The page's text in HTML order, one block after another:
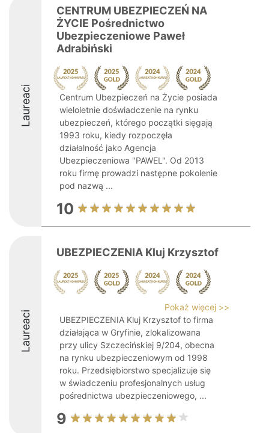
Laureaci
CENTRUM UBEZPIECZEŃ NA
ŻYCIE Pośrednictwo
Ubezpieczeniowe Paweł
Adrabiński
Centrum Ubezpieczeń na Życie posiada
wieloletnie doświadczenie na rynku
ubezpieczeń, którego początki sięgają
1993 roku, kiedy rozpoczęła
działalność jako Agencja
Ubezpieczeniowa "PAWEL". Od 2013
roku firmę prowadzi następne pokolenie
pod nazwą ...
10
Laureaci
UBEZPIECZENIA Kluj Krzysztof
Pokaż więcej >>
UBEZPIECZENIA Kluj Krzysztof to firma
działająca w Gryfinie, zlokalizowana
przy ulicy Szczecińskiej 9/204, obecna
na rynku ubezpieczeniowym od 1998
roku. Przedsiębiorstwo specjalizuje się
w świadczeniu profesjonalnych usług
pośrednictwa ubezpieczeniowego, ...
9